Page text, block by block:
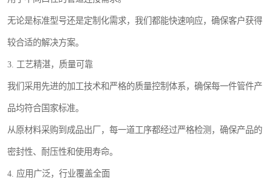
无论是标准型号还是定制化需求，我们都能快速响应，确保客户获得
较合适的解决方案。
3. 工艺精湛，质量可靠
我们采用先进的加工技术和严格的质量控制体系，确保每一件管件产
品均符合国家标准。
从原材料采购到成品出厂，每一道工序都经过严格检测，确保产品的
密封性、耐压性和使用寿命。
4. 应用广泛，行业覆盖全面